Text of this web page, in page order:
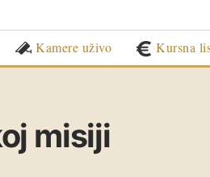
Kamere uživo Kursna
misiji